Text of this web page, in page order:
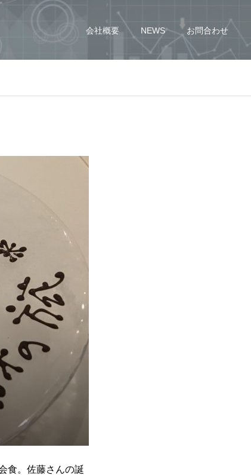
会社概要 NEWS お問合わせ
食。佐藤さんの誕